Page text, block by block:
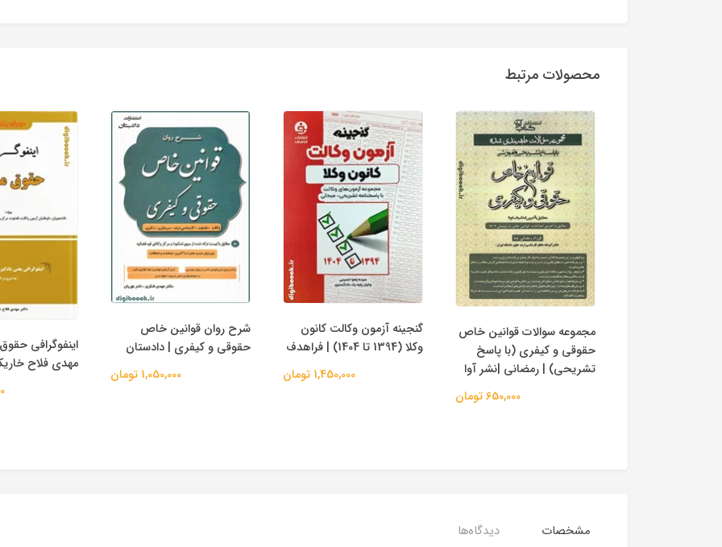
محصولات مرتبط
مجموعه سوالات قوانین خاص
حقوقی و کیفری (با پاسخ
تشریحی) | رمضانی |نشر آوا
650,000 تومان
گنجینه آزمون وکالت کانون
وکلا (1394 تا 1404) | فراهدف
1,450,000 تومان
شرح روان قوانین خاص
حقوقی و کیفری | دادستان
1,050,000 تومان
اینفوگرافی
مهدی فلاح
مشخصات دیدگاه‌ها